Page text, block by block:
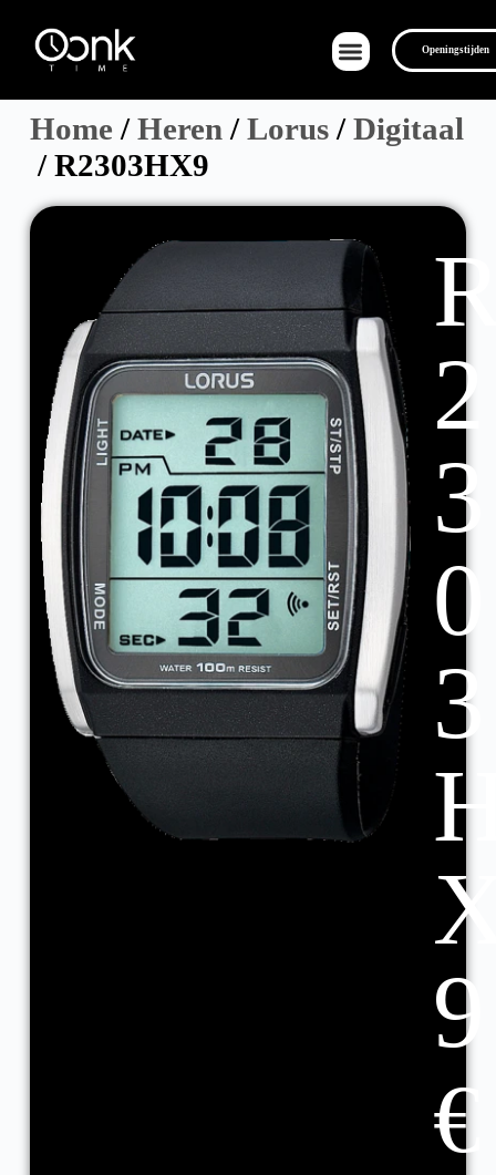
Openingstijden
Home /Heren /Lorus/Digitaal
/ R2303HX9
2
3
0
3
9
€